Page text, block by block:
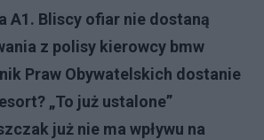
A1. Bliscy ofiar nie dostaną
z polisy kierowcy bmw
Praw Obywatelskich dostanie
„To już ustalone”
już nie ma wpływu na